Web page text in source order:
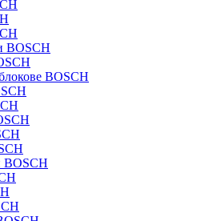
BOSCH
BOSCH
BOSCH